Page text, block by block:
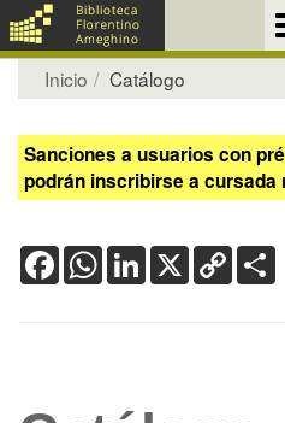
Inicio Catálogo
Sanciones a usuarios con
podrán inscribirse a cursada
FacebookWhatsApp
LinkedIn
X Copy
Link